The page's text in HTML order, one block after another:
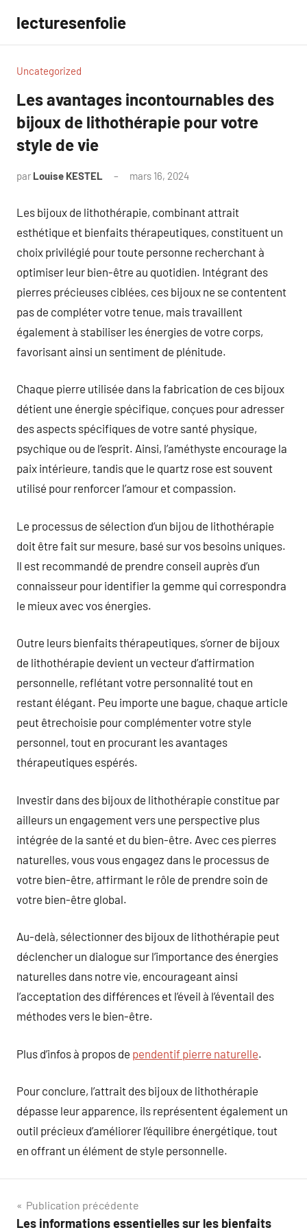
contenu
lecturesenfolie
Uncategorized
Les avantages incontournables des
bijoux de lithothérapie pour votre
style de vie
par Louise KESTEL mars 16, 2024
Les bijoux de lithothérapie, combinant attrait
esthétique et bienfaits thérapeutiques, constituent un
choix privilégié pour toute personne recherchant à
optimiser leur bien-être au quotidien. Intégrant des
pierres précieuses ciblées, ces bijoux ne se contentent
pas de compléter votre tenue, mais travaillent
également à stabiliser les énergies de votre corps,
favorisant ainsi un sentiment de plénitude.
Chaque pierre utilisée dans la fabrication de ces bijoux
détient une énergie spécifique, conçues pour adresser
des aspects spécifiques de votre santé physique,
psychique ou de l’esprit. Ainsi, l’améthyste encourage la
paix intérieure, tandis que le quartz rose est souvent
utilisé pour renforcer l’amour et compassion.
Le processus de sélection d’un bijou de lithothérapie
doit être fait sur mesure, basé sur vos besoins uniques.
Il est recommandé de prendre conseil auprès d’un
connaisseur pour identifier la gemme qui correspondra
le mieux avec vos énergies.
Outre leurs bienfaits thérapeutiques, s’orner de bijoux
de lithothérapie devient un vecteur d’affirmation
personnelle, reflétant votre personnalité tout en
restant élégant. Peu importe une bague, chaque article
peut êtrechoisie pour complémenter votre style
personnel, tout en procurant les avantages
thérapeutiques espérés.
Investir dans des bijoux de lithothérapie constitue par
ailleurs un engagement vers une perspective plus
intégrée de la santé et du bien-être. Avec ces pierres
naturelles, vous vous engagez dans le processus de
votre bien-être, affirmant le rôle de prendre soin de
votre bien-être global.
Au-delà, sélectionner des bijoux de lithothérapie peut
déclencher un dialogue sur l’importance des énergies
naturelles dans notre vie, encourageant ainsi
l’acceptation des différences et l’éveil à l’éventail des
méthodes vers le bien-être.
Plus d’infos à propos de pendentif pierre naturelle.
Pour conclure, l’attrait des bijoux de lithothérapie
dépasse leur apparence, ils représentent également un
outil précieux d’améliorer l’équilibre énergétique, tout
en offrant un élément de style personnelle.
Navigation
Publication précédente
Les informations essentielles sur les bienfaits